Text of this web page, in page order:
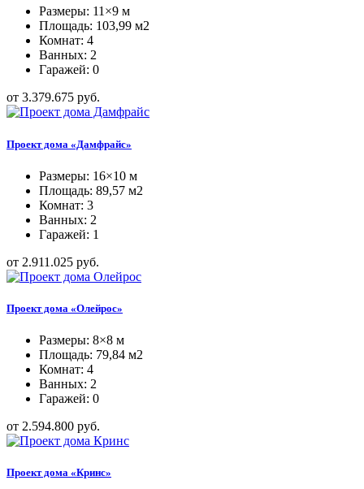
Размеры: 11×9 м
Площадь: 103,99 м2
Комнат: 4
Ванных: 2
Гаражей: 0
от 3.379.675 руб.
Проект дома «Дамфрайс»
Размеры: 16×10 м
Площадь: 89,57 м2
Комнат: 3
Ванных: 2
Гаражей: 1
от 2.911.025 руб.
Проект дома «Олейрос»
Размеры: 8×8 м
Площадь: 79,84 м2
Комнат: 4
Ванных: 2
Гаражей: 0
от 2.594.800 руб.
Проект дома «Кринс»